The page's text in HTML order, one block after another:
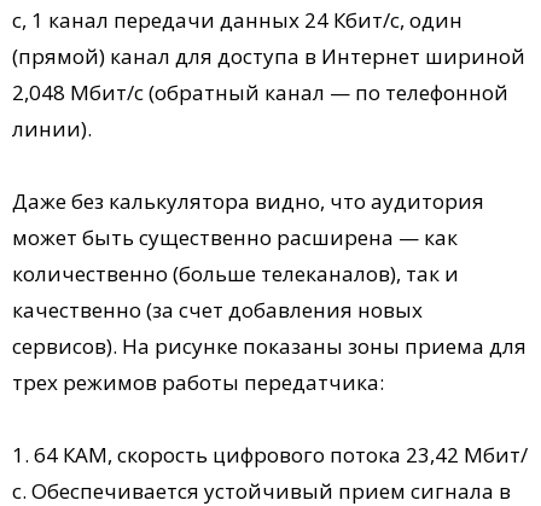
с, 1 канал передачи данных 24 Кбит/с, один
(прямой) канал для доступа в Интернет шириной
2,048 Мбит/с (обратный канал — по телефонной
линии).
Даже без калькулятора видно, что аудитория
может быть существенно расширена — как
количественно (больше телеканалов), так и
качественно (за счет добавления новых
сервисов). На рисунке показаны зоны приема для
трех режимов работы передатчика:
1. 64 КАМ, скорость цифрового потока 23,42 Мбит/
с. Обеспечивается устойчивый прием сигнала в